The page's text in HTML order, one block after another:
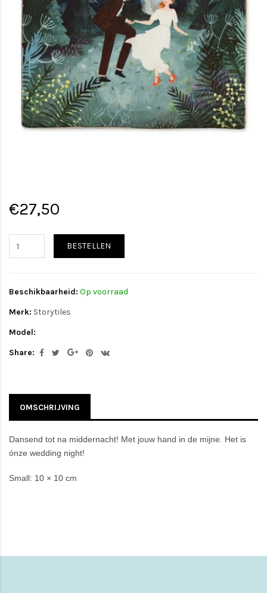
€27,50
BESTELLEN
Beschikbaarheid: Op voorraad
Merk: Storytiles
Model:
Share:
OMSCHRIJVING
Dansend tot na middernacht! Met jouw hand in de mijne. Het is
ónze wedding night!
Small: 10 × 10 cm